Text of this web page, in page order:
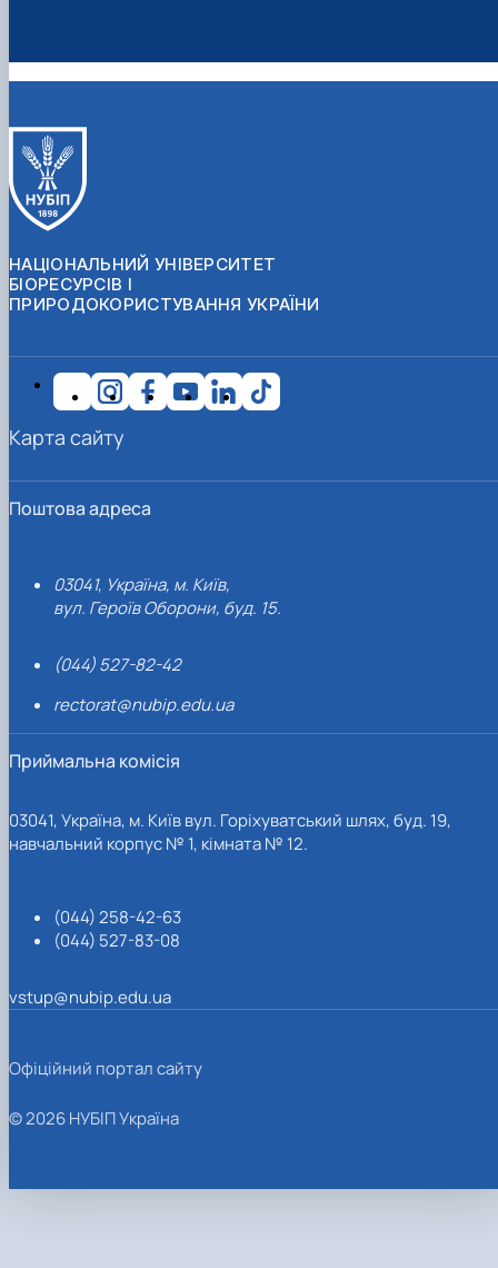
НАЦІОНАЛЬНИЙ УНІВЕРСИТЕТ
БІОРЕСУРСІВ І
ПРИРОДОКОРИСТУВАННЯ УКРАЇНИ
Поштова адреса
03041, Україна, м. Київ,
вул. Героїв Оборони, буд. 15.
(044) 527-82-42
rectorat@nubip.edu.ua
Приймальна комісія
03041, Україна, м. Київ вул. Горіхуватський шлях, буд. 19,
навчальний корпус № 1, кімната № 12.
(044) 258-42-63
(044) 527-83-08
vstup@nubip.edu.ua
Карта сайту
Офіційний портал сайту
© 2026 НУБІП Україна